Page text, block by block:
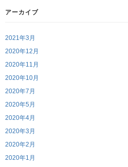
アーカイブ
2021年3月
2020年12月
2020年11月
2020年10月
2020年7月
2020年5月
2020年4月
2020年3月
2020年2月
2020年1月